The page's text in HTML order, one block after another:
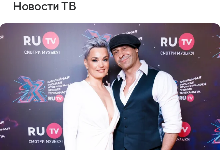
Новости ТВ